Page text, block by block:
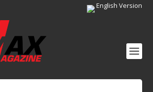
English Version